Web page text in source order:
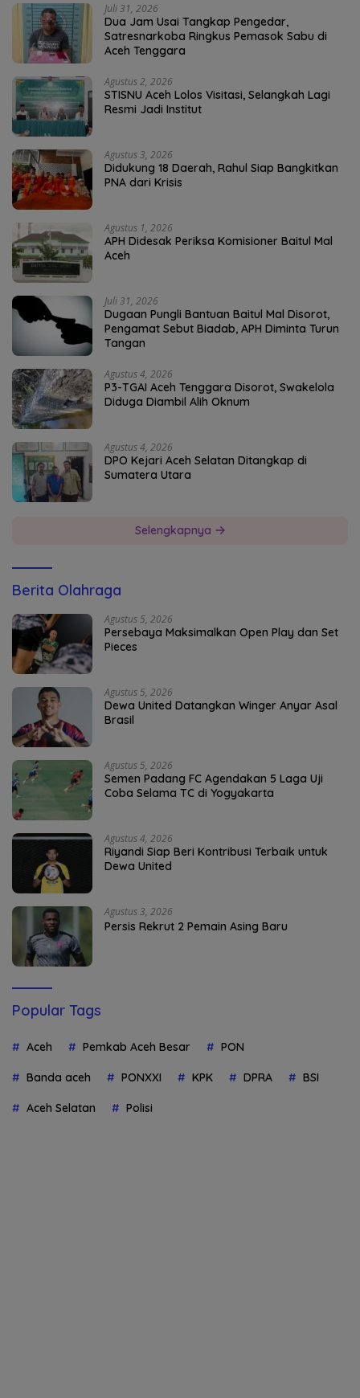
Juli 31, 2026
Dua Jam Usai Tangkap Pengedar,
Satresnarkoba Ringkus Pemasok Sabu di
Aceh Tenggara
Agustus 2, 2026
STISNU Aceh Lolos Visitasi, Selangkah Lagi
Resmi Jadi Institut
Agustus 3, 2026
Didukung 18 Daerah, Rahul Siap Bangkitkan
PNA dari Krisis
Agustus 1, 2026
APH Didesak Periksa Komisioner Baitul Mal
Aceh
Juli 31, 2026
Dugaan Pungli Bantuan Baitul Mal Disorot,
Pengamat Sebut Biadab, APH Diminta Turun
Tangan
Agustus 4, 2026
P3-TGAI Aceh Tenggara Disorot, Swakelola
Diduga Diambil Alih Oknum
Agustus 4, 2026
DPO Kejari Aceh Selatan Ditangkap di
Sumatera Utara
Selengkapnya
Berita Olahraga
Agustus 5, 2026
Persebaya Maksimalkan Open Play dan Set
Pieces
Agustus 5, 2026
Dewa United Datangkan Winger Anyar Asal
Brasil
Agustus 5, 2026
Semen Padang FC Agendakan 5 Laga Uji
Coba Selama TC di Yogyakarta
Agustus 4, 2026
Riyandi Siap Beri Kontribusi Terbaik untuk
Dewa United
Agustus 3, 2026
Persis Rekrut 2 Pemain Asing Baru
Popular Tags
Aceh Pemkab Aceh Besar PON
Banda aceh PONXXI KPK DPRA BSI
Aceh Selatan Polisi